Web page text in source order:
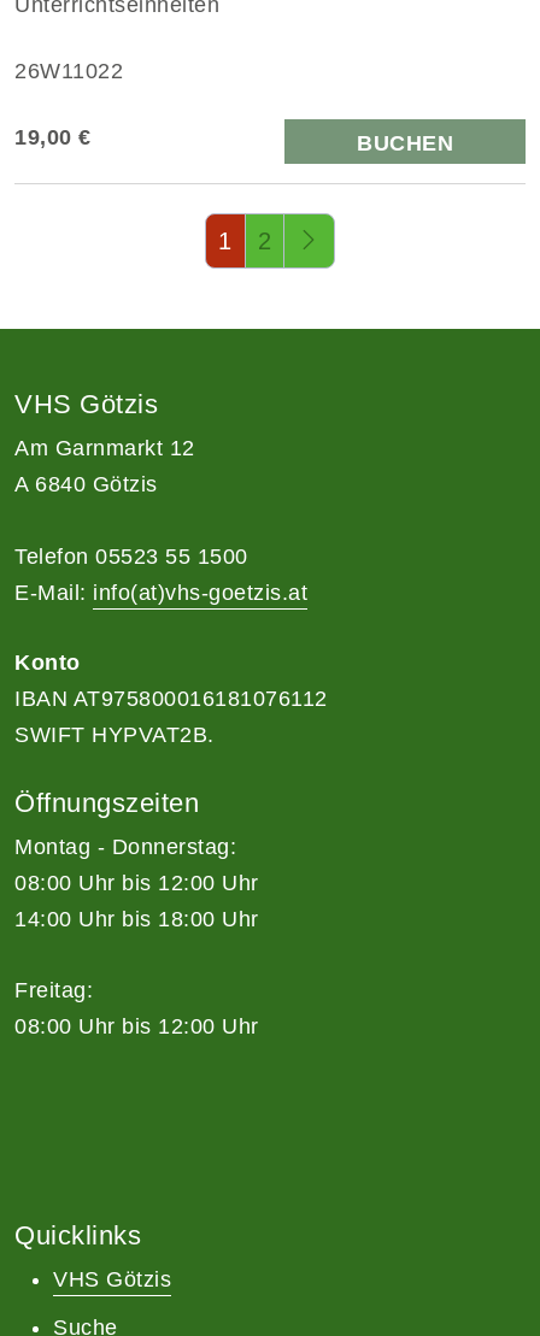
26W11022
19,00 € BUCHEN
1 2
VHS Götzis
Am Garnmarkt 12
A 6840 Götzis
Telefon 05523 55 1500
E-Mail: info(at)vhs-goetzis.at
Konto
IBAN AT975800016181076112
SWIFT HYPVAT2B.
Öffnungszeiten
Montag - Donnerstag:
08:00 Uhr bis 12:00 Uhr
14:00 Uhr bis 18:00 Uhr
Freitag:
08:00 Uhr bis 12:00 Uhr
Quicklinks
VHS Götzis
Suche